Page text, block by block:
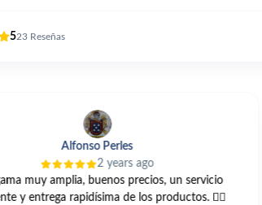
523 Reseñas
Alfonso Perles
2 years ago
muy amplia, buenos precios, un servicio
y entrega rapidísima de los productos. 👍🏼